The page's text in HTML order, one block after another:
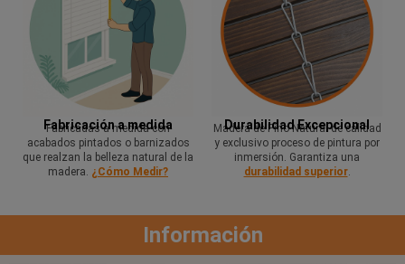
Fabricación a medida
Fabricadas a medida con
acabados pintados o barnizados
que realzan la belleza natural de la
madera. ¿Cómo Medir?
Durabilidad Excepcional
Madera de Pino Natural de calidad
y exclusivo proceso de pintura por
inmersión. Garantiza una
durabilidad superior.
Información